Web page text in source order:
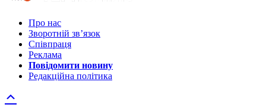
Про нас
Зворотній зв’язок
Співпраця
Реклама
Повідомити новину
Редакційна політика